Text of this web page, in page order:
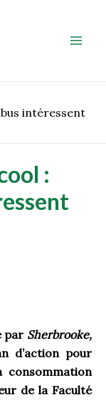
intéressent
:
par Sherbrooke,
d’action pour
consommation
de la Faculté